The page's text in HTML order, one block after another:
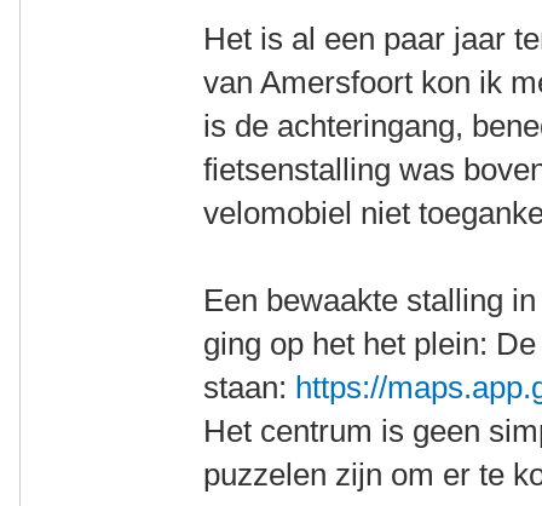
Het is al een paar jaar
van Amersfoort kon ik
is de achteringang,
fietsenstalling was
velomobiel niet
Een bewaakte stalling
ging op het het plein:
staan: https://
Het centrum is geen
puzzelen zijn om er te